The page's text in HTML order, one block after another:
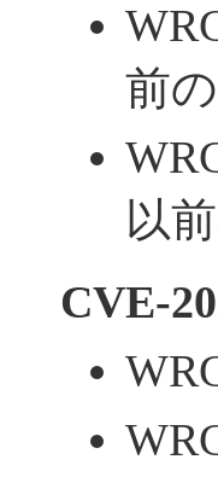
前
以
CVE-